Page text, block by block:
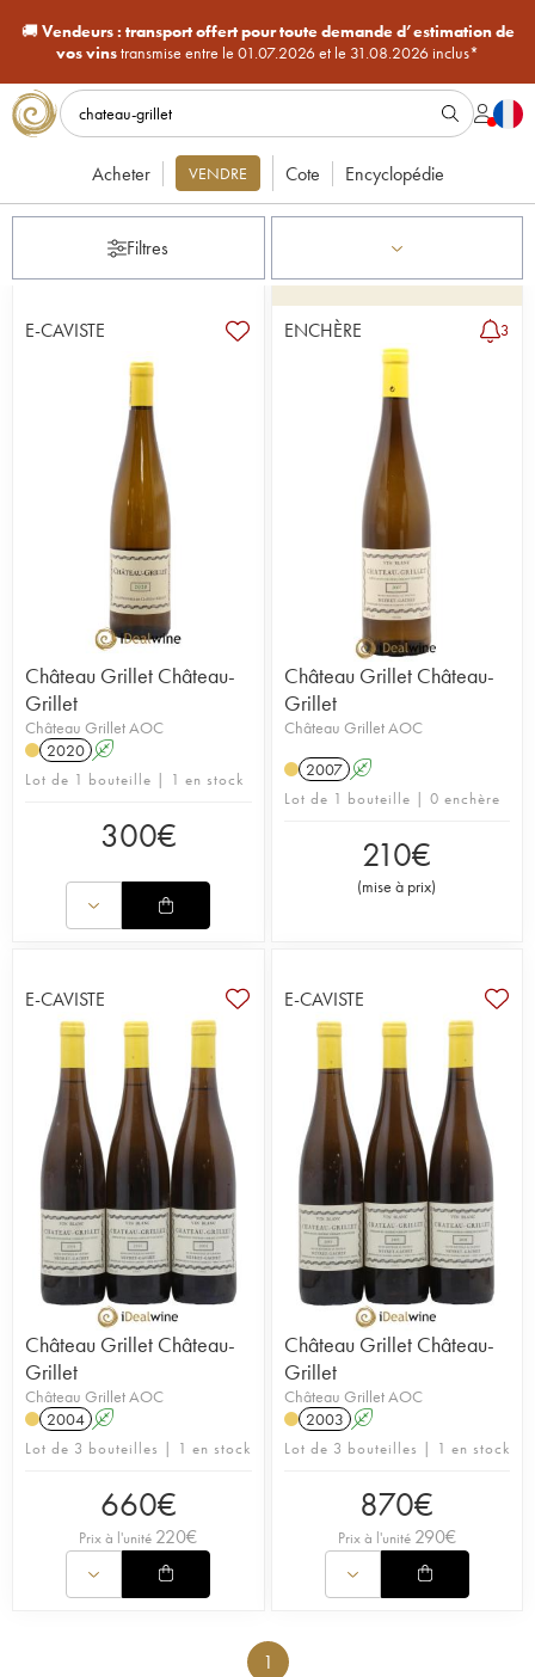
🚚Vendeurs : transport offert pour toute demande d’estimation de
vos vinstransmise entre le 01.07.2026 et le 31.08.2026 inclus*
Acheter VENDRE Cote Encyclopédie
Filtres
E-CAVISTE
Château Grillet Château-
Grillet
Château Grillet AOC
2020 A
Lot de 1 bouteille | 1 en stock
300€
ENCHÈRE 3
Château Grillet Château-
Grillet
Château Grillet AOC
2007 A
Lot de 1 bouteille | 0 enchère
210€
(mise à prix)
E-CAVISTE
Château Grillet Château-
Grillet
Château Grillet AOC
2004 A
Lot de 3 bouteilles | 1 en stock
660€
Prix à l'unité 220€
E-CAVISTE
Château Grillet Château-
Grillet
Château Grillet AOC
2003 A
Lot de 3 bouteilles | 1 en stock
870€
Prix à l'unité 290€
1